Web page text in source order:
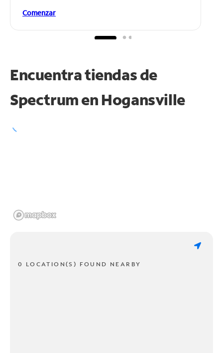
Comenzar
Encuentra tiendas de
Spectrum en Hogansville
0 LOCATION(S) FOUND NEARBY